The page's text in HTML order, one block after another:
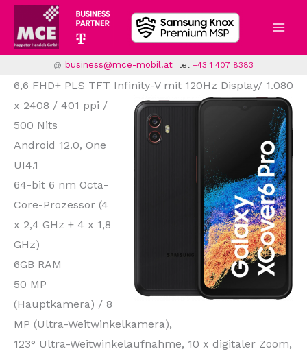
Zum
Inhalt
springen
@ business@mce-mobil.at tel +43 1 407 8383
6,6 FHD+ PLS TFT Infinity-V mit 120Hz Display/ 1.080
x 2408 / 401 ppi /
500 Nits
Android 12.0, One
UI4.1
64-bit 6 nm Octa-
Core-Prozessor (4
x 2,4 GHz + 4 x 1,8
GHz)
6GB RAM
50 MP
(Hauptkamera) / 8
MP (Ultra-Weitwinkelkamera),
123° Ultra-Weitwinkelaufnahme, 10 x digitaler Zoom,